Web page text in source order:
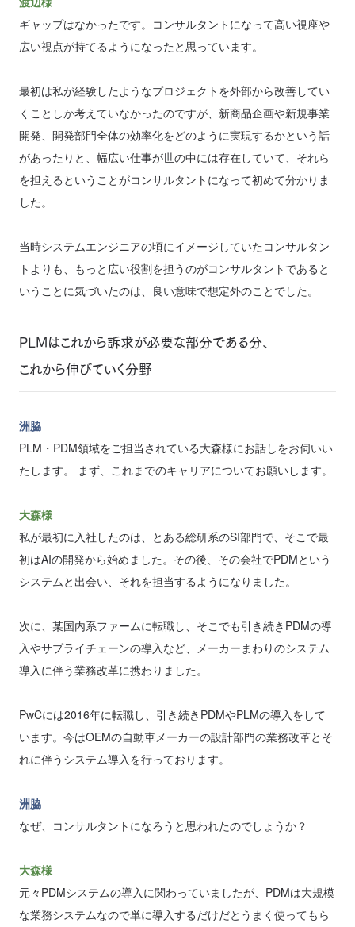
ギャップはなかったです。コンサルタントになって高い視座や
広い視点が持てるようになったと思っています。
最初は私が経験したようなプロジェクトを外部から改善してい
くことしか考えていなかったのですが、新商品企画や新規事業
開発、開発部門全体の効率化をどのように実現するかという話
があったりと、幅広い仕事が世の中には存在していて、それら
を担えるということがコンサルタントになって初めて分かりま
した。
当時システムエンジニアの頃にイメージしていたコンサルタン
トよりも、もっと広い役割を担うのがコンサルタントであると
いうことに気づいたのは、良い意味で想定外のことでした。
PLMはこれから訴求が必要な部分である分、
これから伸びていく分野
洲脇
PLM・PDM領域をご担当されている大森様にお話しをお伺いい
たします。 まず、これまでのキャリアについてお願いします。
大森様
私が最初に入社したのは、とある総研系のSI部門で、そこで最
初はAIの開発から始めました。その後、その会社でPDMという
システムと出会い、それを担当するようになりました。
次に、某国内系ファームに転職し、そこでも引き続きPDMの導
入やサプライチェーンの導入など、メーカーまわりのシステム
導入に伴う業務改革に携わりました。
PwCには2016年に転職し、引き続きPDMやPLMの導入をして
います。今はOEMの自動車メーカーの設計部門の業務改革とそ
れに伴うシステム導入を行っております。
洲脇
なぜ、コンサルタントになろうと思われたのでしょうか？
大森様
元々PDMシステムの導入に関わっていましたが、PDMは大規模
な業務システムなので単に導入するだけだとうまく使ってもら